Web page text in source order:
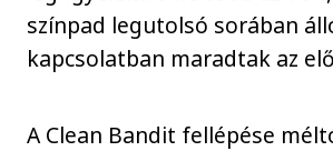
színpad legutolsó sorában
kapcsolatban maradtak az
A Clean Bandit fellépése